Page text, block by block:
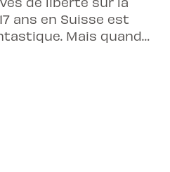
ans en Suisse est
Mais quand
?